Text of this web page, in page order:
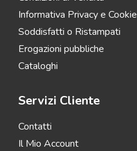
Informativa Privacy e Cookie
Soddisfatti o Ristampati
Erogazioni pubbliche
Cataloghi
Servizi Cliente
Contatti
Il Mio Account